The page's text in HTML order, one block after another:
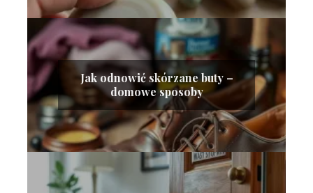
Jak odnowić skórzane buty –
domowe sposoby